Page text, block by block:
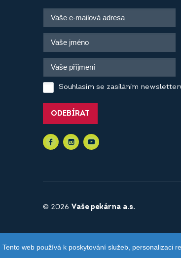
Souhlasím se zasíláním
ODEBÍRAT
© 2026 Vaše pekárna a.s.
Tento web používá k poskytování služeb, personalizaci